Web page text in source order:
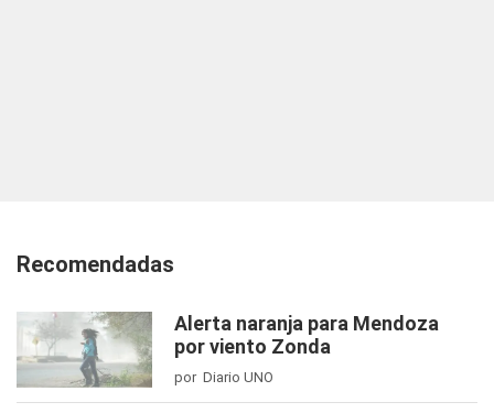
Recomendadas
Alerta naranja para Mendoza
por viento Zonda
por Diario UNO